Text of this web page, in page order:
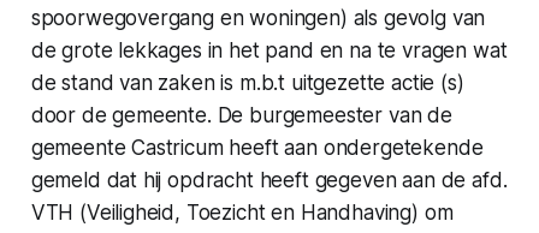
spoorwegovergang en woningen) als gevolg van
de grote lekkages in het pand en na te vragen wat
de stand van zaken is m.b.t uitgezette actie (s)
door de gemeente. De burgemeester van de
gemeente Castricum heeft aan ondergetekende
gemeld dat hij opdracht heeft gegeven aan de afd.
VTH (Veiligheid, Toezicht en Handhaving) om